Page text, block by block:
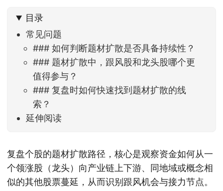
目录
常见问题
### 如何判断题材扩散是否具备持续性？
### 题材扩散中，跟风股和龙头股哪个更
值得参与？
### 复盘时如何快速找到题材扩散的线
索？
延伸阅读
复盘个股的题材扩散路径，核心是观察资金如何从一
个领涨股（龙头）向产业链上下游、同地域或概念相
似的其他股票蔓延，从而识别跟风机会与接力节点。